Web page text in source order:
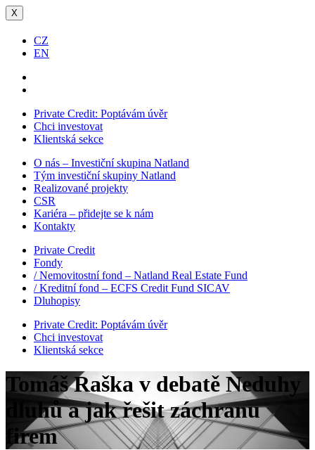
X
CZ
EN
Private Credit: Poptávám úvěr
Chci investovat
Klientská sekce
O nás – Investiční skupina Natland
Tým investiční skupiny Natland
Realizované projekty
CSR
Kariéra – přidejte se k nám
Kontakty
Private Credit
Fondy
/ Nemovitostní fond – Natland Real Estate Fund
/ Kreditní fond – ECFS Credit Fund SICAV
Dluhopisy
Private Credit: Poptávám úvěr
Chci investovat
Klientská sekce
Tomáš Raška v debatě Neduhy
dluhů a jak řešit záchranu
firem